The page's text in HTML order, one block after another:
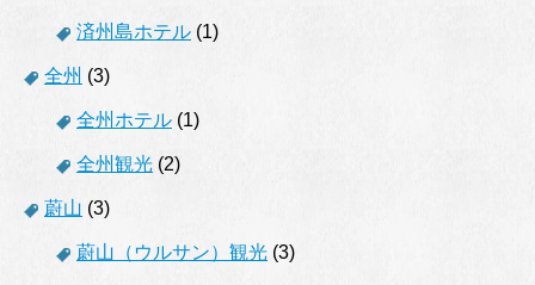
済州島ホテル (1)
全州 (3)
全州ホテル (1)
全州観光 (2)
蔚山 (3)
蔚山（ウルサン）観光 (3)